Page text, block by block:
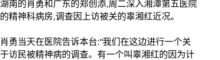
湖南的肖勇和广东的郑创添,周二深入湘潭第五医院
的精神科病房,调查因上访被关的辜湘红近况。
肖勇当天在医院告诉本台:"我们在这边进行一个关
于访民被精神病的调查。有一个叫辜湘红的因为计